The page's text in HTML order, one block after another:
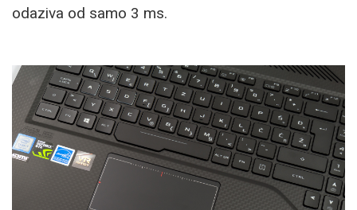
odaziva od samo 3 ms.